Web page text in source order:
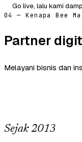
Go live, lalu kami
04 — Kenapa Bee
Partner
Melayani bisnis dan
Sejak 2013